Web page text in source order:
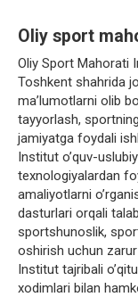
Oliy sport
Oliy Sport Mahorati
Toshkent shahrida
ma’lumotlarni olib
tayyorlash,
jamiyatga foydali
Institut o’quv-
texnologiyalardan
amaliyotlarni
dasturlari orqali
sportshunoslik,
oshirish uchun
Institut tajribali
xodimlari bilan